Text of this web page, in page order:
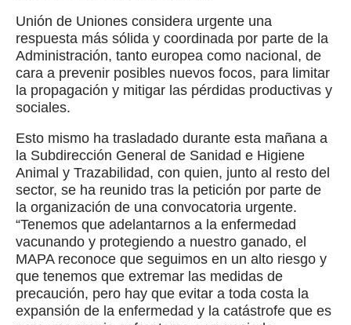
Unión de Uniones considera urgente una
respuesta más sólida y coordinada por parte de la
Administración, tanto europea como nacional, de
cara a prevenir posibles nuevos focos, para limitar
la propagación y mitigar las pérdidas productivas y
sociales.
Esto mismo ha trasladado durante esta mañana a
la Subdirección General de Sanidad e Higiene
Animal y Trazabilidad, con quien, junto al resto del
sector, se ha reunido tras la petición por parte de
la organización de una convocatoria urgente.
“Tenemos que adelantarnos a la enfermedad
vacunando y protegiendo a nuestro ganado, el
MAPA reconoce que seguimos en un alto riesgo y
que tenemos que extremar las medidas de
precaución, pero hay que evitar a toda costa la
expansión de la enfermedad y la catástrofe que es